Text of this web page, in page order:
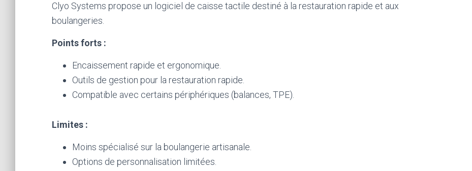
Clyo Systems propose un logiciel de caisse tactile destiné à la restauration rapide et aux
boulangeries.
Points forts :
Encaissement rapide et ergonomique.
Outils de gestion pour la restauration rapide.
Compatible avec certains périphériques (balances, TPE).
Limites :
Moins spécialisé sur la boulangerie artisanale.
Options de personnalisation limitées.